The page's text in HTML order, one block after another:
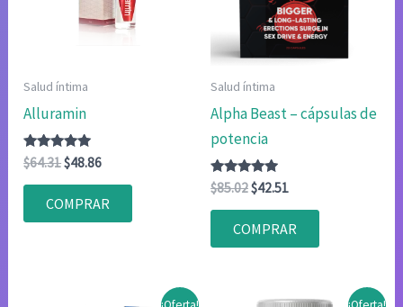
Salud íntima
Alluramin
Valorado
con
4.80
de 5
$64.31El
original
era:
$48.86El
actual
es:
COMPRAR
Salud íntima
Alpha Beast – cápsulas de
potencia
Valorado
con
4.75
$85.02El
original
era:
$42.51
actual
es:
COMPRAR